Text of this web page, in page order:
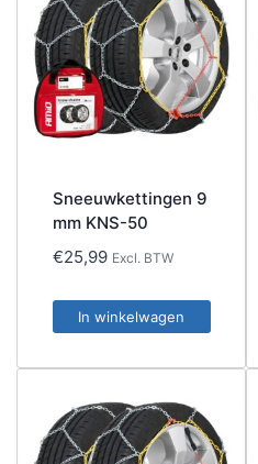
Sneeuwkettingen 9
mm KNS-50
€25,99 Excl. BTW
In winkelwagen